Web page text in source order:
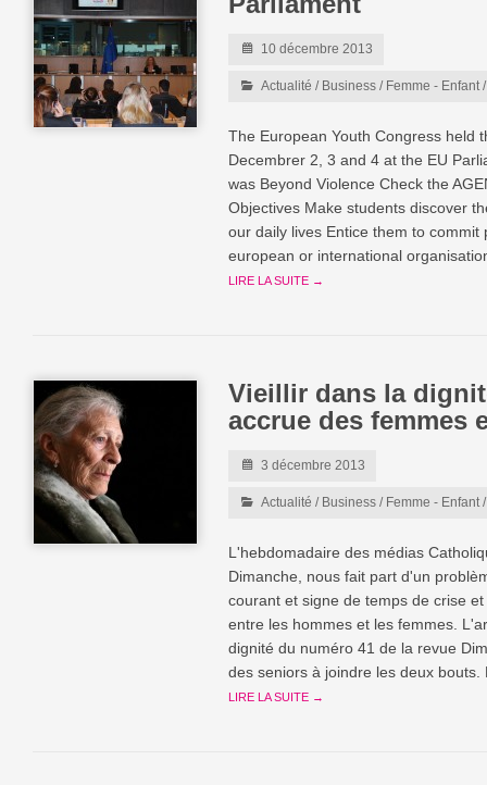
10 décembre 2013
Actualité / Business / Femme - Enfant
The European Youth Congress held
Decembrer 2, 3 and 4 at the EU
was Beyond Violence Check the
Objectives Make students discover
our daily lives Entice them to commit
european or international
LIRE LA SUITE →
Vieillir dans la
accrue des femmes
3 décembre 2013
Actualité / Business / Femme - Enfant
L'hebdomadaire des médias
Dimanche, nous fait part d'un
courant et signe de temps de crise
entre les hommes et les femmes.
dignité du numéro 41 de la revue
des seniors à joindre les deux
LIRE LA SUITE →